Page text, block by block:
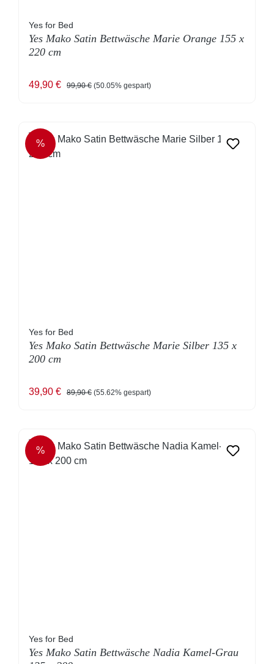
Yes for Bed
Yes Mako Satin Bettwäsche Marie Orange 155 x
220 cm
Verkaufspreis:
49,90 € Regulärer Preis:
99,90 € (50.05% gespart)
RABATT
%
Yes for Bed
Yes Mako Satin Bettwäsche Marie Silber 135 x
200 cm
Verkaufspreis:
39,90 € Regulärer Preis:
89,90 € (55.62% gespart)
RABATT
%
Yes for Bed
Yes Mako Satin Bettwäsche Nadia Kamel-Grau